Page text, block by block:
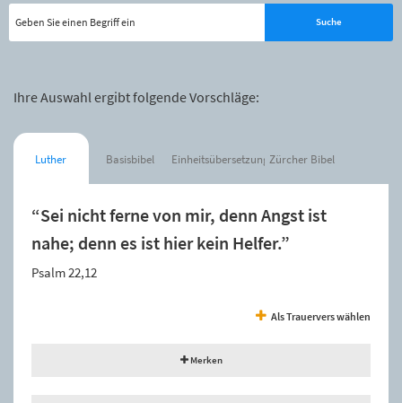
Ihre Auswahl ergibt folgende Vorschläge:
Luther Basisbibel Einheitsübersetzung Zürcher Bibel
“Sei nicht ferne von mir, denn Angst ist
nahe; denn es ist hier kein Helfer.”
Psalm 22,12
Als Trauervers wählen
Merken